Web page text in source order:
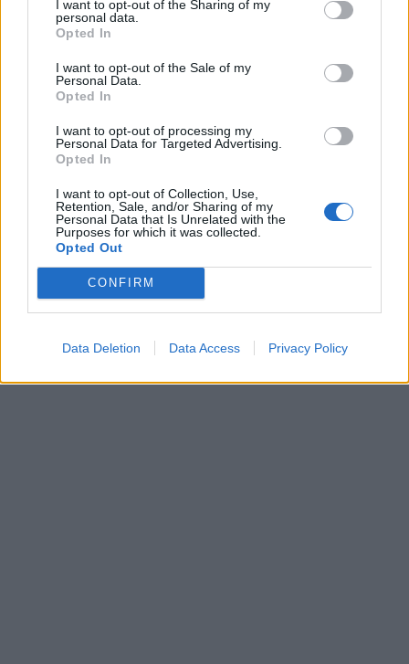
I want to opt-out of the Sharing of my
personal data.
Opted In
I want to opt-out of the Sale of my
Personal Data.
Opted In
I want to opt-out of processing my
Personal Data for Targeted Advertising.
Opted In
I want to opt-out of Collection, Use,
Retention, Sale, and/or Sharing of my
Personal Data that Is Unrelated with the
Purposes for which it was collected.
Opted Out
CONFIRM
Data Deletion Data Access Privacy Policy
fatica a rispettare le regole. Ecco, la scuola
sportiva è quella che ti dà l'impromta
aspetti sono molto più importanti del risultato
finale".